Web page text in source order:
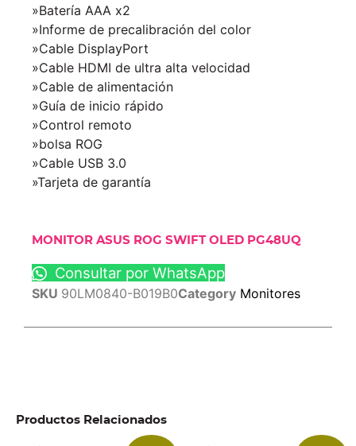
»Batería AAA x2
»Informe de precalibración del color
»Cable DisplayPort
»Cable HDMI de ultra alta velocidad
»Cable de alimentación
»Guía de inicio rápido
»Control remoto
»bolsa ROG
»Cable USB 3.0
»Tarjeta de garantía
MONITOR ASUS ROG SWIFT OLED PG48UQ
Consultar por WhatsApp
SKU 90LM0840-B019B0Category Monitores
Productos Relacionados